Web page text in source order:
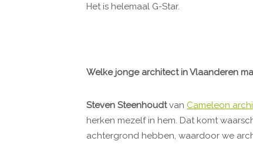
Het is helemaal G-Star.
Welke jonge architect in Vlaanderen
Steven Steenhoudtvan Cameleon
herken mezelf in hem. Dat komt
achtergrond hebben, waardoor we